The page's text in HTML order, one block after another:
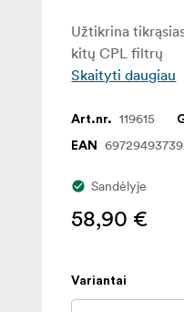
Užtikrina
kitų CPL filtrų
Skaityti daugiau
Art.nr. 119615
EAN
Sandėlyje
58,90 €
Variantai